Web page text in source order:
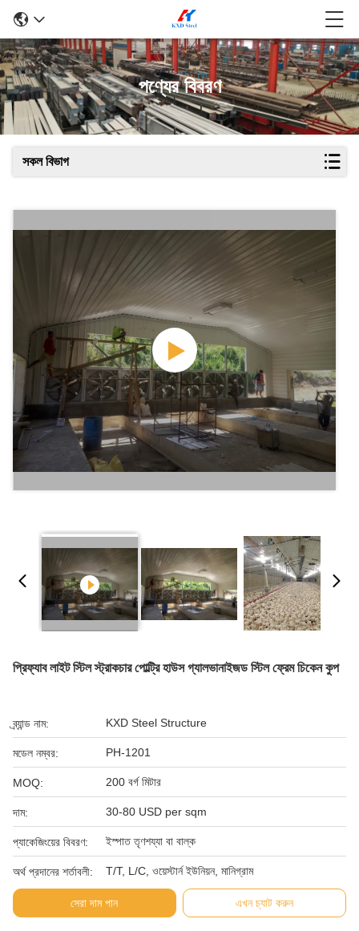
পণ্যের বিবরণ
সকল বিভাগ
প্রিফ্যাব লাইট স্টিল স্ট্রাকচার পোল্ট্রি হাউস গ্যালভানাইজড স্টিল ফ্রেম চিকেন কুপ
ব্র্যান্ড নাম: KXD Steel Structure
মডেল নম্বর: PH-1201
MOQ: 200 বর্গ মিটার
দাম: 30-80 USD per sqm
প্যাকেজিংয়ের বিবরণ: ইস্পাত তৃণশয্যা বা বাল্ক
অর্থ প্রদানের শর্তাবলী: T/T, L/C, ওয়েস্টার্ন ইউনিয়ন, মানিগ্রাম
সেরা দাম পান এখন চ্যাট করুন